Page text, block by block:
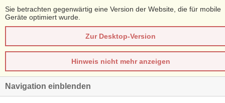
Sie betrachten gegenwärtig eine Version der Website, die für mobile
Geräte optimiert wurde.
Zur Desktop-Version
Hinweis nicht mehr anzeigen
Navigation einblenden